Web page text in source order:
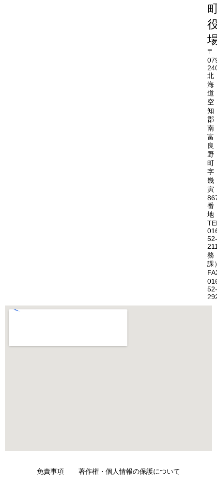
〒
北
海
道
空
知
郡
南
富
良
野
町
字
幾
寅
番
地
52-
務
課
52-
免責事項 著作権・個人情報の保護について